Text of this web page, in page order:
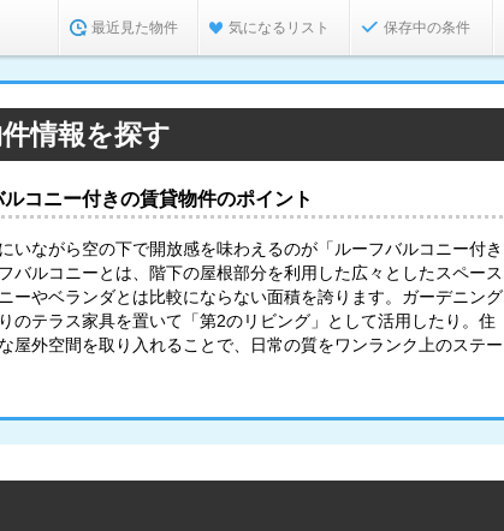
最近見た物件 気になるリスト 保存中の条件
情報を探す
コニー付きの賃貸物件のポイント
いながら空の下で開放感を味わえるのが「ルーフバルコニー付き
バルコニーとは、階下の屋根部分を利用した広々としたスペース
ーやベランダとは比較にならない面積を誇ります。ガーデニング
のテラス家具を置いて「第2のリビング」として活用したり。住
屋外空間を取り入れることで、日常の質をワンランク上のステー